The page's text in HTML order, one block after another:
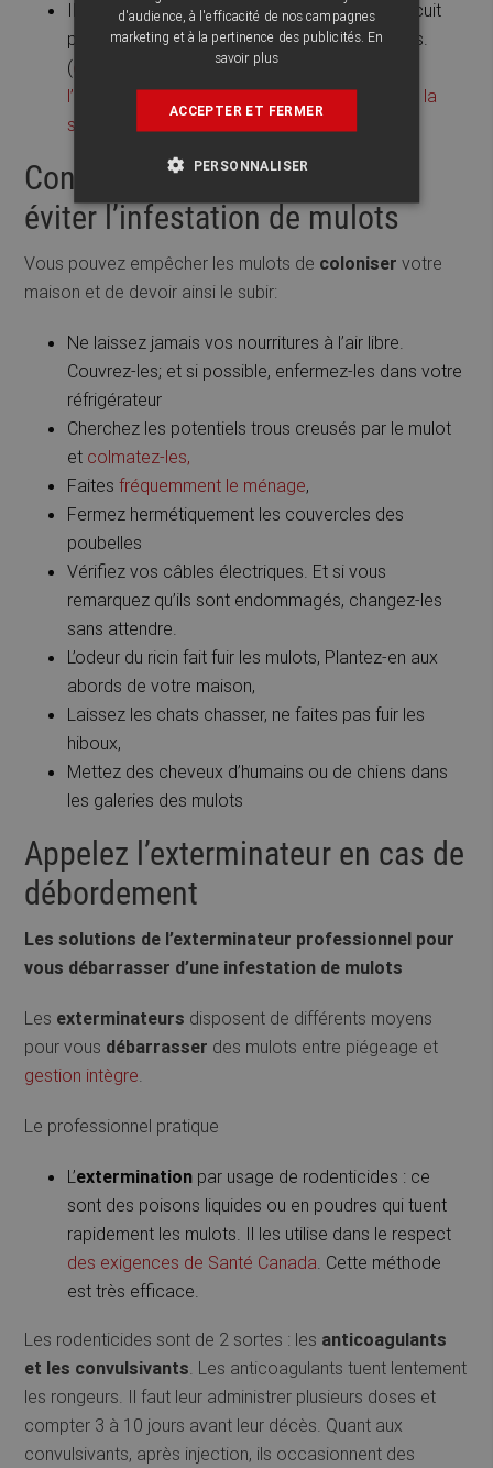
Ils rongent les fils électriques créant court-circuit
pouvant aller jusqu’à déclencher des incendies.
( clairement décrit ici par le gouvernement de
l’Ontario
etmentionné dans cette brochure de la
sécurite publique du Québec
Conseils d’exterminateur pour
éviter l’infestation de mulots
Vous pouvez empêcher les mulots de coloniser votre
maison et de devoir ainsi le subir:
Ne laissez jamais vos nourritures à l’air libre.
Couvrez-les; et si possible, enfermez-les dans votre
réfrigérateur
Cherchez les potentiels trous creusés par le mulot
et colmatez-les,
Faitesfréquemment le ménage,
Fermez hermétiquement les couvercles des
poubelles
Vérifiez vos câbles électriques. Et si vous
remarquez qu’ils sont endommagés, changez-les
sans attendre.
L’odeur du ricin fait fuir les mulots, Plantez-en aux
abords de votre maison,
Laissez les chats chasser, ne faites pas fuir les
hiboux,
Mettez des cheveux d’humains ou de chiens dans
les galeries des mulots
Appelez l’exterminateur en cas de
débordement
Les solutions de l’exterminateur professionnel pour
vous débarrasser d’une infestation de mulots
Les exterminateurs disposent de différents moyens
pour vous débarrasser des mulots entre piégeage et
gestion intègre
Le professionnel pratique
L’extermination par usage de rodenticides : ce
sont des poisons liquides ou en poudres qui tuent
rapidement les mulots. Il les utilise dans le respect
des exigences de Santé Canada . Cette méthode
est très efficace.
Les rodenticides sont de 2 sortes : les anticoagulants
et les convulsivants . Les anticoagulants tuent lentement
les rongeurs. Il faut leur administrer plusieurs doses et
compter 3 à 10 jours avant leur décès. Quant aux
convulsivants, après injection, ils occasionnent des
d'audience, à l'efficacité de nos campagnes
marketing et à la pertinence des publicités. En
savoir plus
ACCEPTER ET FERMER
PERSONNALISER